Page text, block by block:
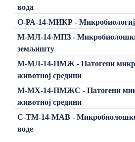
вода
О-РА-14-МИКР -
М-МЛ-14-МПЗ - Микробиолошки
земљишту
М-МЛ-14-ПМЖ - Патогени
животној средини
М-МХ-14-ПМЖС - Патогени
животној средини
C-ТМ-14-МАВ - Микробиолошке
воде